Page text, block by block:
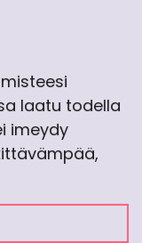
laatu todella
imeydy